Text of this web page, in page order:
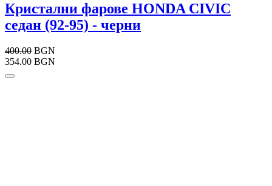
Кристални фарове HONDA CIVIC
седан (92-95) - черни
400.00 BGN
354.00 BGN